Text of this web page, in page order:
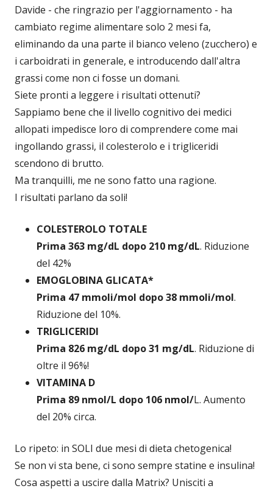
Davide - che ringrazio per l'aggiornamento - ha
cambiato regime alimentare solo 2 mesi fa,
eliminando da una parte il bianco veleno (zucchero) e
i carboidrati in generale, e introducendo dall'altra
grassi come non ci fosse un domani.
Siete pronti a leggere i risultati ottenuti?
Sappiamo bene che il livello cognitivo dei medici
allopati impedisce loro di comprendere come mai
ingollando grassi, il colesterolo e i trigliceridi
scendono di brutto.
Ma tranquilli, me ne sono fatto una ragione.
I risultati parlano da soli!
COLESTEROLO TOTALE
Prima 363 mg/dL dopo 210 mg/dL. Riduzione
del 42%
EMOGLOBINA GLICATA*
Prima 47 mmoli/mol dopo 38 mmoli/mol.
Riduzione del 10%.
TRIGLICERIDI
Prima 826 mg/dL dopo 31 mg/dL. Riduzione di
oltre il 96%!
VITAMINA D
Prima 89 nmol/L dopo 106 nmol/L. Aumento
del 20% circa.
Lo ripeto: in SOLI due mesi di dieta chetogenica!
Se non vi sta bene, ci sono sempre statine e insulina!
Cosa aspetti a uscire dalla Matrix? Unisciti a